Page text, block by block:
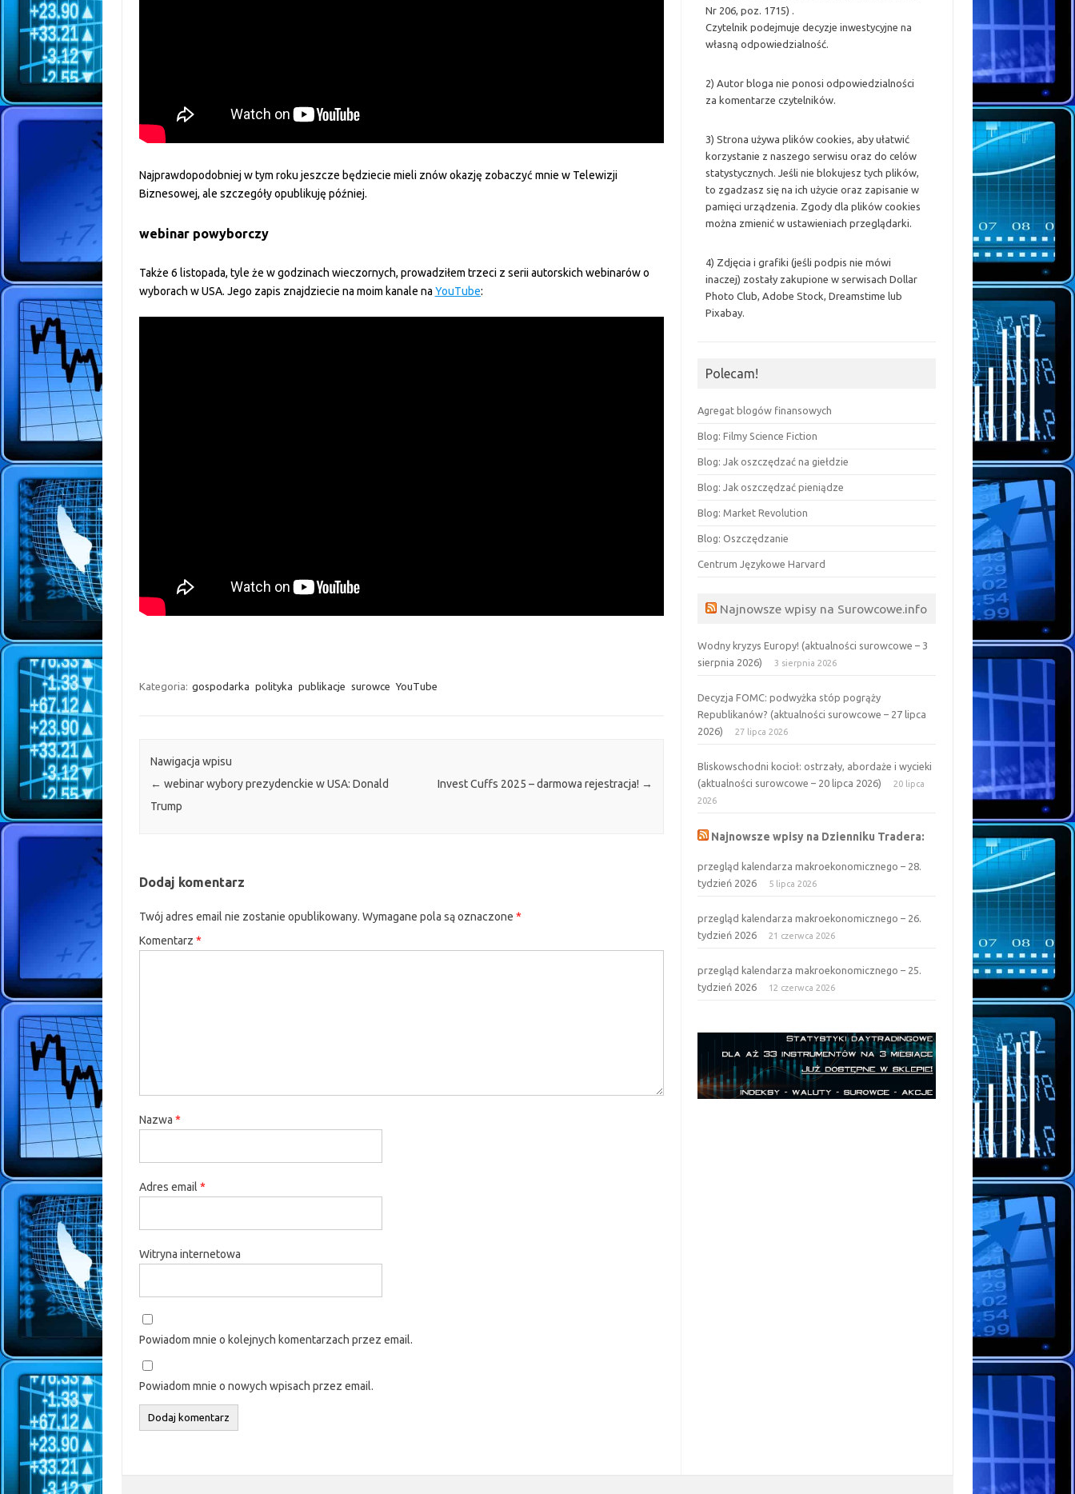
Najprawdopodobniej w tym roku jeszcze będziecie mieli znów okazję zobaczyć mnie w Telewizji
Biznesowej, ale szczegóły opublikuję później.
webinar powyborczy
Także 6 listopada, tyle że w godzinach wieczornych, prowadziłem trzeci z serii autorskich webinarów o
wyborach w USA. Jego zapis znajdziecie na moim kanale na YouTube:
Kategoria: gospodarka polityka publikacje surowce YouTube
Nawigacja wpisu
← webinar wybory prezydenckie w USA: Donald
Trump
Invest Cuffs 2025 – darmowa rejestracja! →
Dodaj komentarz
Twój adres email nie zostanie opublikowany. Wymagane pola są oznaczone *
Komentarz *
Nazwa *
Adres email *
Witryna internetowa
Powiadom mnie o kolejnych komentarzach przez email.
Powiadom mnie o nowych wpisach przez email.
Nr 206, poz. 1715) .
Czytelnik podejmuje decyzje inwestycyjne na
własną odpowiedzialność.
2) Autor bloga nie ponosi odpowiedzialności
za komentarze czytelników.
3) Strona używa plików cookies, aby ułatwić
korzystanie z naszego serwisu oraz do celów
statystycznych. Jeśli nie blokujesz tych plików,
to zgadzasz się na ich użycie oraz zapisanie w
pamięci urządzenia. Zgody dla plików cookies
można zmienić w ustawieniach przeglądarki.
4) Zdjęcia i grafiki (jeśli podpis nie mówi
inaczej) zostały zakupione w serwisach Dollar
Photo Club, Adobe Stock, Dreamstime lub
Pixabay.
Polecam!
Agregat blogów finansowych
Blog: Filmy Science Fiction
Blog: Jak oszczędzać na giełdzie
Blog: Jak oszczędzać pieniądze
Blog: Market Revolution
Blog: Oszczędzanie
Centrum Językowe Harvard
Najnowsze wpisy na Surowcowe.info
Wodny kryzys Europy! (aktualności surowcowe – 3
sierpnia 2026)
3 sierpnia 2026
Decyzja FOMC: podwyżka stóp pogrąży
Republikanów? (aktualności surowcowe – 27 lipca
2026)
27 lipca 2026
Bliskowschodni kocioł: ostrzały, abordaże i wycieki
(aktualności surowcowe – 20 lipca 2026)
20 lipca
2026
Najnowsze wpisy na Dzienniku Tradera:
przegląd kalendarza makroekonomicznego – 28.
tydzień 2026
5 lipca 2026
przegląd kalendarza makroekonomicznego – 26.
tydzień 2026
21 czerwca 2026
przegląd kalendarza makroekonomicznego – 25.
tydzień 2026
12 czerwca 2026